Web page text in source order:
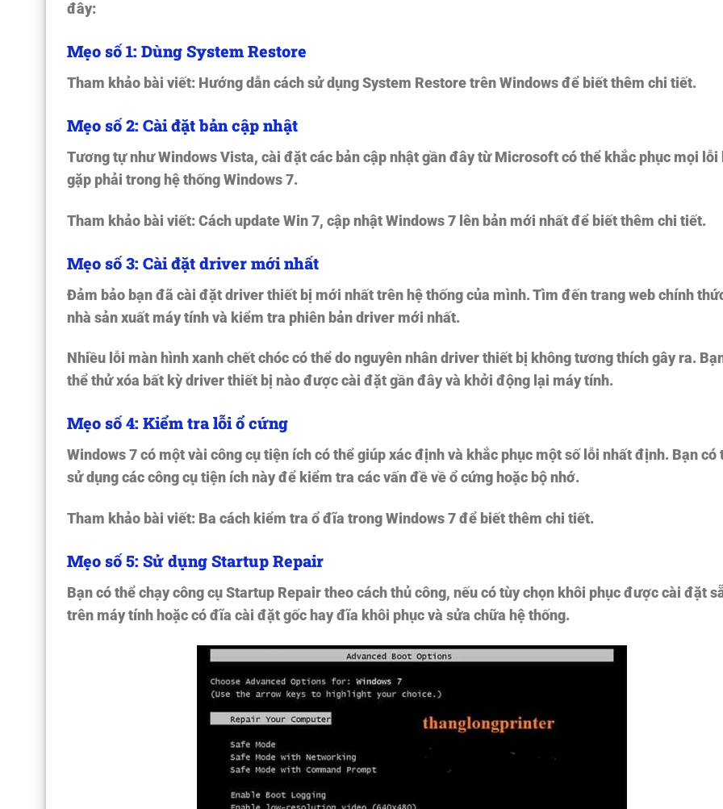
đây:
Mẹo số 1: Dùng System Restore
Tham khảo bài viết: Hướng dẫn cách sử dụng System Restore trên Windows để biết thêm chi tiết.
Mẹo số 2: Cài đặt bản cập nhật
Tương tự như Windows Vista, cài đặt các bản cập nhật gần đây từ Microsoft có thể khắc phục mọi lỗi
gặp phải trong hệ thống Windows 7.
Tham khảo bài viết: Cách update Win 7, cập nhật Windows 7 lên bản mới nhất để biết thêm chi tiết.
Mẹo số 3: Cài đặt driver mới nhất
Đảm bảo bạn đã cài đặt driver thiết bị mới nhất trên hệ thống của mình. Tìm đến trang web chính
nhà sản xuất máy tính và kiểm tra phiên bản driver mới nhất.
Nhiều lỗi màn hình xanh chết chóc có thể do nguyên nhân driver thiết bị không tương thích gây ra.
thể thử xóa bất kỳ driver thiết bị nào được cài đặt gần đây và khởi động lại máy tính.
Mẹo số 4: Kiểm tra lỗi ổ cứng
Windows 7 có một vài công cụ tiện ích có thể giúp xác định và khắc phục một số lỗi nhất định. Bạn có
sử dụng các công cụ tiện ích này để kiểm tra các vấn đề về ổ cứng hoặc bộ nhớ.
Tham khảo bài viết: Ba cách kiểm tra ổ đĩa trong Windows 7 để biết thêm chi tiết.
Mẹo số 5: Sử dụng Startup Repair
Bạn có thể chạy công cụ Startup Repair theo cách thủ công, nếu có tùy chọn khôi phục được cài đặt
trên máy tính hoặc có đĩa cài đặt gốc hay đĩa khôi phục và sửa chữa hệ thống.